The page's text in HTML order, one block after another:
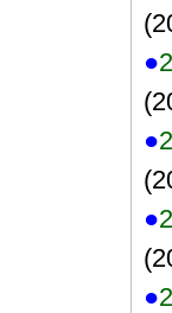
●
●
●
●